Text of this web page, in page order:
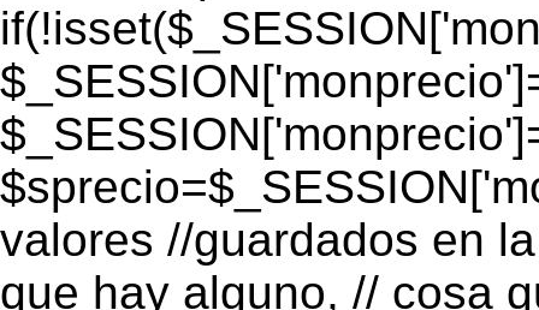
valores //guardados en
que hay alguno, // cosa